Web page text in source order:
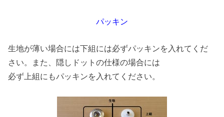
パッキン
生地が薄い場合には下組には必ずパッキンを入れてくだ
さい。また、隠しドットの仕様の場合には
必ず上組にもパッキンを入れてください。